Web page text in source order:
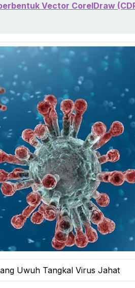
Vector CorelDraw
Uwuh Tangkal Virus Jahat